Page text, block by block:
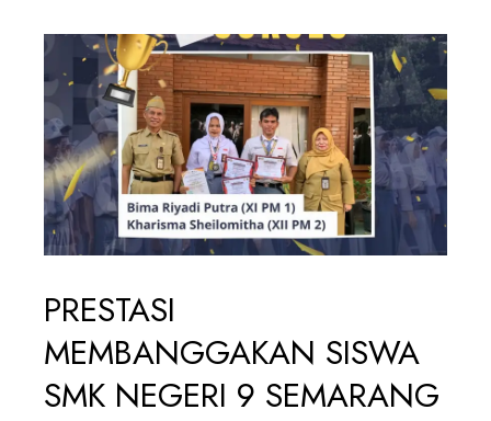
PRESTASI
MEMBANGGAKAN SISWA
SMK NEGERI 9 SEMARANG